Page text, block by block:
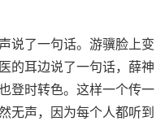
说了一句话。游骥脸上变
的耳边说了一句话，薛神
登时转色。这样一个传一
无声，因为每个人都听到